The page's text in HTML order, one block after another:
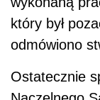
który był
odmówiono
Ostatecznie